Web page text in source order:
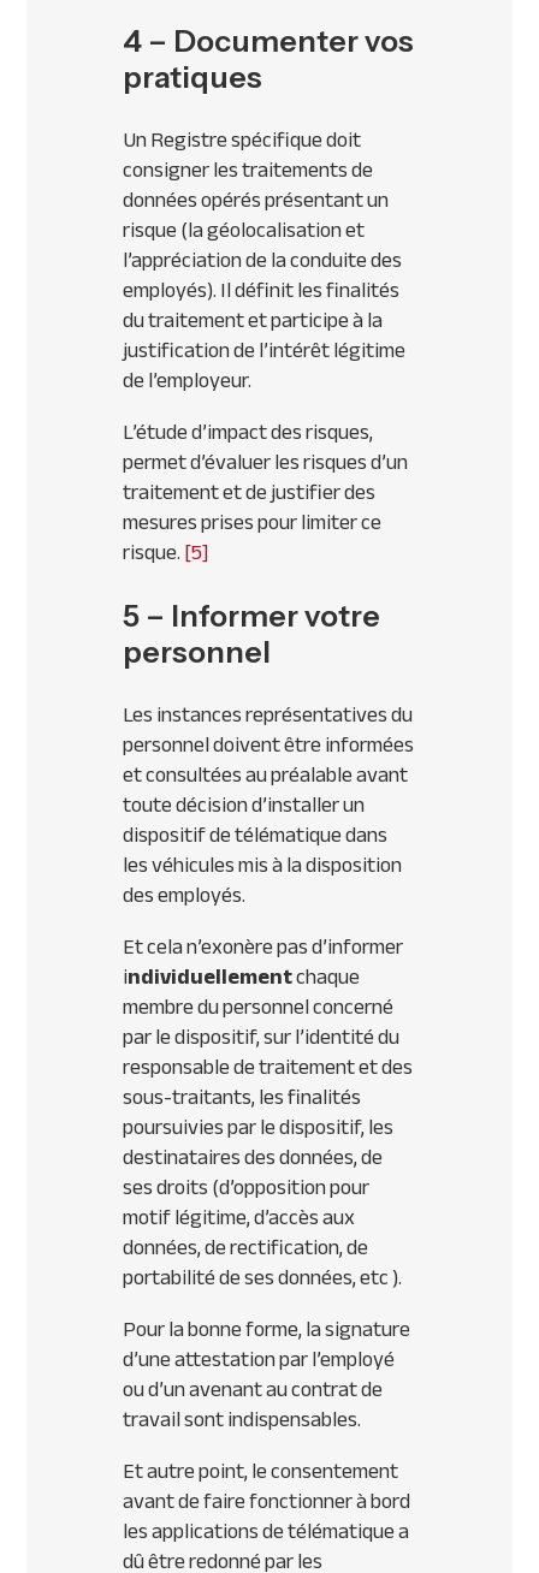
4 – Documenter vos
pratiques
Un Registre spécifique doit
consigner les traitements de
données opérés présentant un
risque (la géolocalisation et
l’appréciation de la conduite des
employés). Il définit les finalités
du traitement et participe à la
justification de l’intérêt légitime
de l’employeur.
L’étude d’impact des risques,
permet d’évaluer les risques d’un
traitement et de justifier des
mesures prises pour limiter ce
risque.[5]
5 – Informer votre
personnel
Les instances représentatives du
personnel doivent être informées
et consultées au préalable avant
toute décision d’installer un
dispositif de télématique dans
les véhicules mis à la disposition
des employés.
Et cela n’exonère pas d’informer
individuellementchaque
membre du personnel concerné
par le dispositif, sur l’identité du
responsable de traitement et des
sous-traitants, les finalités
poursuivies par le dispositif, les
destinataires des données, de
ses droits (d’opposition pour
motif légitime, d’accès aux
données, de rectification, de
portabilité de ses données, etc ).
Pour la bonne forme, la signature
d’une attestation par l’employé
ou d’un avenant au contrat de
travail sont indispensables.
Et autre point, le consentement
avant de faire fonctionner à bord
les applications de télématique a
dû être redonné par les